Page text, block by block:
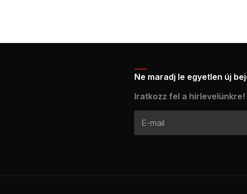
Ne maradj le egyetlen új
Iratkozz fel a hírlevelünkre!